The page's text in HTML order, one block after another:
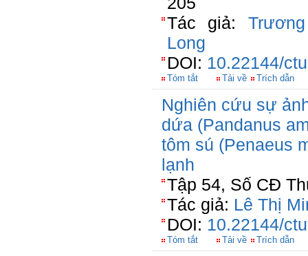
Tác giả:
Long
DOI: 10.22144/
Tóm tắt Tải về Trích dẫn
Nghiên cứu sự
dứa (Pandanus
tôm sú (Penaeus
lạnh
Tập 54, Số CĐ
Tác giả: Lê Thị
DOI: 10.22144/
Tóm tắt Tải về Trích dẫn